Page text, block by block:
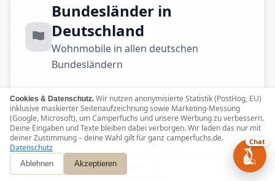
Bundesländer in
Deutschland
Wohnmobile in allen deutschen
Bundesländern
Baden-Württemberg Bayern
Berlin Brandenburg Bremen
Hamburg Hessen
Cookies & Datenschutz. Wir nutzen anonymisierte Statistik (PostHog, EU)
inklusive maskierter Seitenaufzeichnung sowie Marketing-Messung
(Google, Microsoft), um Camperfuchs und unsere Werbung zu verbessern.
Deine Eingaben und Texte bleiben dabei verborgen. Wir laden das nur mit
deiner Zustimmung – deine Wahl gilt für ganz camperfuchs.de.
Datenschutz
Ablehnen Akzeptieren
Chat